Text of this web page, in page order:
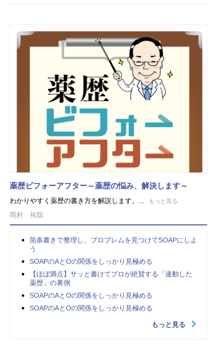
薬歴ビフォーアフター～薬歴の悩み、解決します～
わかりやすく薬歴の書き方を解説します。... もっと見る
岡村 祐聡
箇条書きで整理し、プロブレムを見つけてSOAPにしよ
う
SOAPのAとOの関係をしっかり見極める
【ほぼ満点】サッと書けてプロが絶賛する「連動した
薬歴」の裏側
SOAPのAとOの関係をしっかり見極める
SOAPのAとOの関係をしっかり見極める
もっと見る